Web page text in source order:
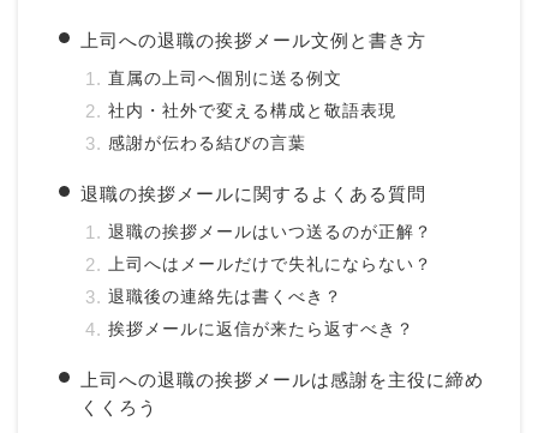
上司への退職の挨拶メール文例と書き方
直属の上司へ個別に送る例文
社内・社外で変える構成と敬語表現
感謝が伝わる結びの言葉
退職の挨拶メールに関するよくある質問
退職の挨拶メールはいつ送るのが正解？
上司へはメールだけで失礼にならない？
退職後の連絡先は書くべき？
挨拶メールに返信が来たら返すべき？
上司への退職の挨拶メールは感謝を主役に締め
くくろう